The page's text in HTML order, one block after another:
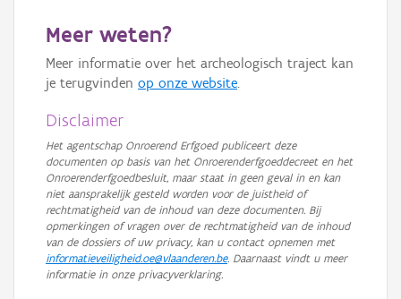
Meer weten?
Meer informatie over het archeologisch traject kan
je terugvinden op onze website.
Disclaimer
Het agentschap Onroerend Erfgoed publiceert deze
documenten op basis van het Onroerenderfgoeddecreet en het
Onroerenderfgoedbesluit, maar staat in geen geval in en kan
niet aansprakelijk gesteld worden voor de juistheid of
rechtmatigheid van de inhoud van deze documenten. Bij
opmerkingen of vragen over de rechtmatigheid van de inhoud
van de dossiers of uw privacy, kan u contact opnemen met
informatieveiligheid.oe@vlaanderen.be. Daarnaast vindt u meer
informatie in onze privacyverklaring.